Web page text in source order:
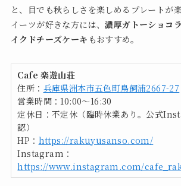
と、目でも秋らしさを楽しめるプレートが
イーツが好きな方には、濃厚ガトーショコラ
イクドチーズケーキ もおすすめ。
Cafe 楽遊山荘
住所： 兵庫県洲本市五色町鳥飼浦2667-27
営業時間：10:00〜16:30
定休日：不定休（臨時休業あり。公式
認）
HP： https://rakuyusanso.com/
Instagram：
https://www.instagram.com/